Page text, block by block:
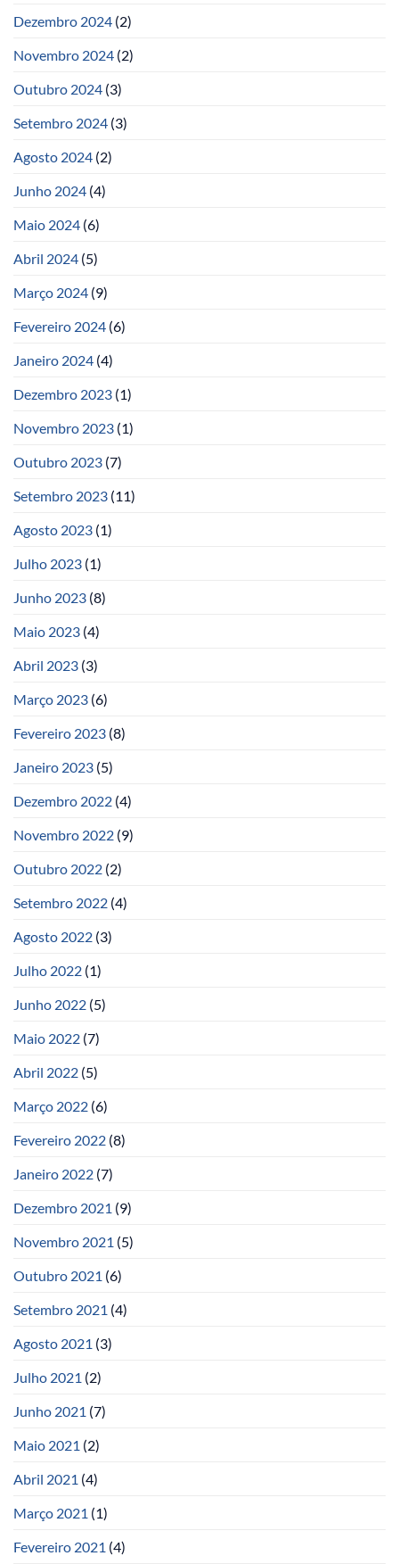
Dezembro 2024 (2)
Novembro 2024 (2)
Outubro 2024 (3)
Setembro 2024 (3)
Agosto 2024 (2)
Junho 2024 (4)
Maio 2024 (6)
Abril 2024 (5)
Março 2024 (9)
Fevereiro 2024 (6)
Janeiro 2024 (4)
Dezembro 2023 (1)
Novembro 2023 (1)
Outubro 2023 (7)
Setembro 2023 (11)
Agosto 2023 (1)
Julho 2023 (1)
Junho 2023 (8)
Maio 2023 (4)
Abril 2023 (3)
Março 2023 (6)
Fevereiro 2023 (8)
Janeiro 2023 (5)
Dezembro 2022 (4)
Novembro 2022 (9)
Outubro 2022 (2)
Setembro 2022 (4)
Agosto 2022 (3)
Julho 2022 (1)
Junho 2022 (5)
Maio 2022 (7)
Abril 2022 (5)
Março 2022 (6)
Fevereiro 2022 (8)
Janeiro 2022 (7)
Dezembro 2021 (9)
Novembro 2021 (5)
Outubro 2021 (6)
Setembro 2021 (4)
Agosto 2021 (3)
Julho 2021 (2)
Junho 2021 (7)
Maio 2021 (2)
Abril 2021 (4)
Março 2021 (1)
Fevereiro 2021 (4)